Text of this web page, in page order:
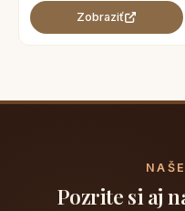
Zobraziť
Pozrite si aj